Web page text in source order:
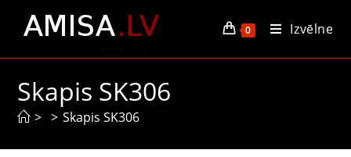
0 Izvēlne
Skapis SK306
> > Skapis SK306